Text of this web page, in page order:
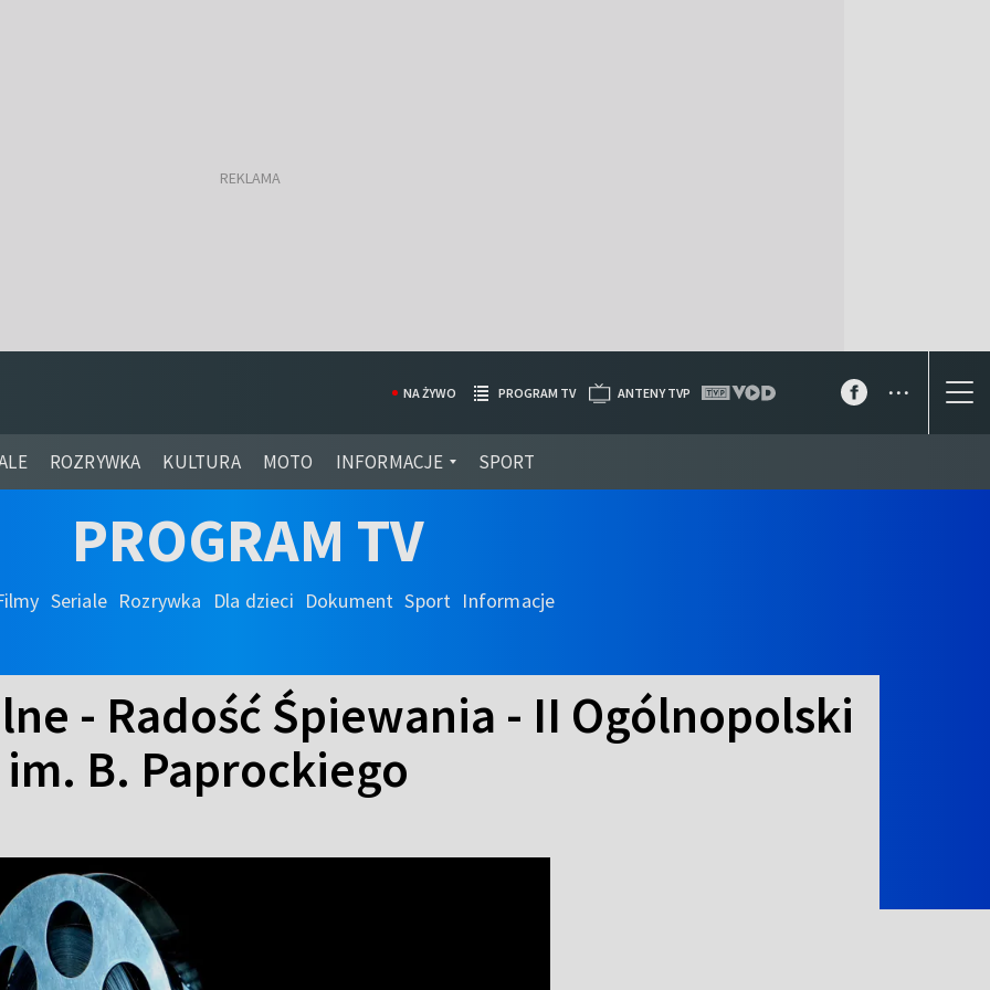
ROZRYWKA KULTURA MOTO INFORMACJE SPORT
NA ŻYWO PROGRAM TV ANTENY TVP ...
PROGRAM TV
Seriale Rozrywka Dla dzieci Dokument Sport Informacje
- Radość Śpiewania - II Ogólnopolski
B. Paprockiego